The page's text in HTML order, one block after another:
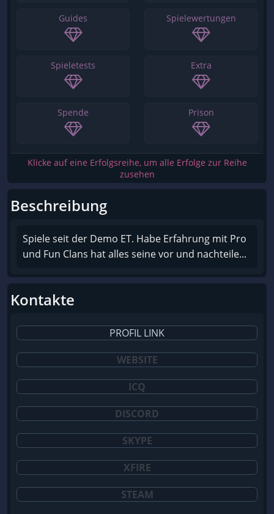
Guides Spielewertungen
Spieletests Extra
Spende Prison
Klicke auf eine Erfolgsreihe, um alle Erfolge zur Reihe
zusehen
Beschreibung
Spiele seit der Demo ET. Habe Erfahrung mit Pro
und Fun Clans hat alles seine vor und nachteile...
Kontakte
PROFIL LINK
WEBSITE
ICQ
DISCORD
SKYPE
XFIRE
STEAM